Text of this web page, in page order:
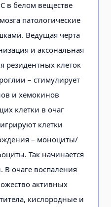
в белом веществе
патологические
Ведущая черта
и аксональная
резидентных клеток
– стимулирует
и хемокинов
клетки в очаг
клетки
– моноциты/
Так начинается
очаге воспаления
активных
кислородные и